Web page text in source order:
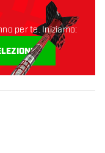
per te. Iniziamo: